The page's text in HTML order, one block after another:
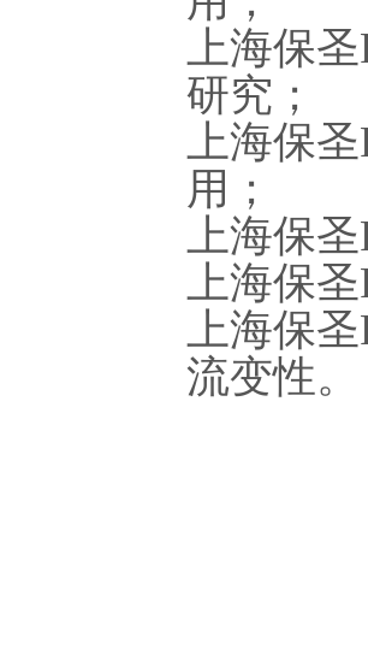
上海保
研究；
上海保
用；
上海保
上海保
上海保
流变性。